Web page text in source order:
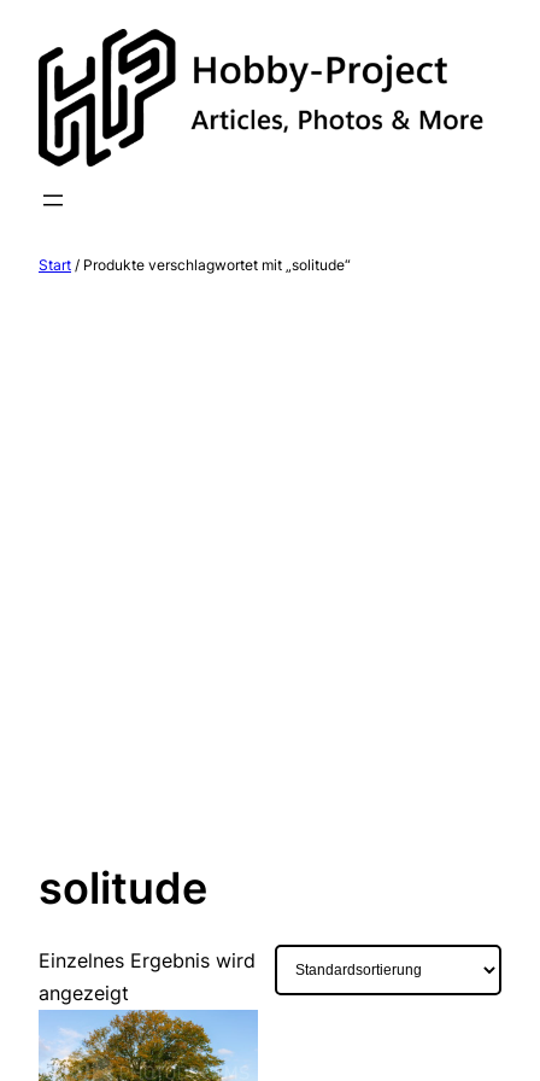
Inhalt
springen
Start / Produkte verschlagwortet mit „solitude“
solitude
Einzelnes Ergebnis wird
angezeigt